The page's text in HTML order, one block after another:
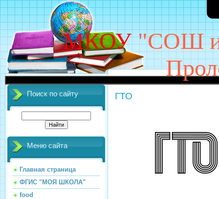
МКОУ "СОШ
Поиск по сайту
Меню сайта
Главная страница
ФГИС "МОЯ ШКОЛА"
food
ГТО